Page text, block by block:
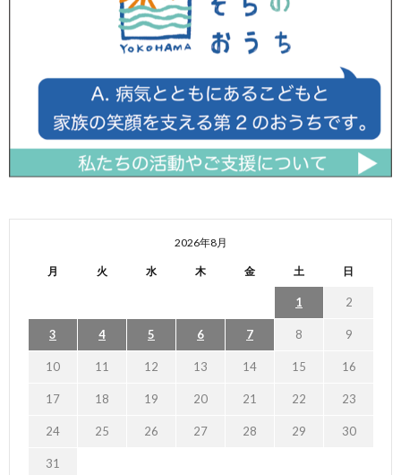
2026年8月
月 火 水 木 金 土 日
1 2
3 4 5 6 7 8 9
10 11 12 13 14 15 16
17 18 19 20 21 22 23
24 25 26 27 28 29 30
31